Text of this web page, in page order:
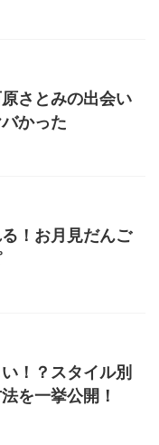
さとみの出会い
かった
！お月見だんご
！？スタイル別
を一挙公開！